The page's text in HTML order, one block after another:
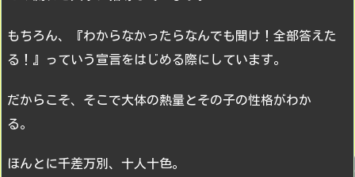
もちろん、『わからなかったらなんでも聞け！全部答えた
る！』っていう宣言をはじめる際にしています。
だからこそ、そこで大体の熱量とその子の性格がわか
る。
ほんとに千差万別、十人十色。